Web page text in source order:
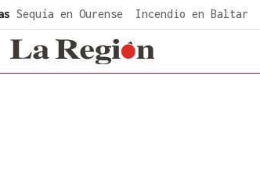
Sequía en Ourense Incendio en Baltar